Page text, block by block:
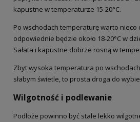
kapustne w temperaturze 15-20°C.
Po wschodach temperaturę warto nieco
odpowiednie będzie około 18-20°C w
Sałata i kapustne dobrze rosną w
Zbyt wysoka temperatura po
słabym świetle, to prosta droga do
Wilgotność i podlewanie
Podłoże powinno być stale lekko